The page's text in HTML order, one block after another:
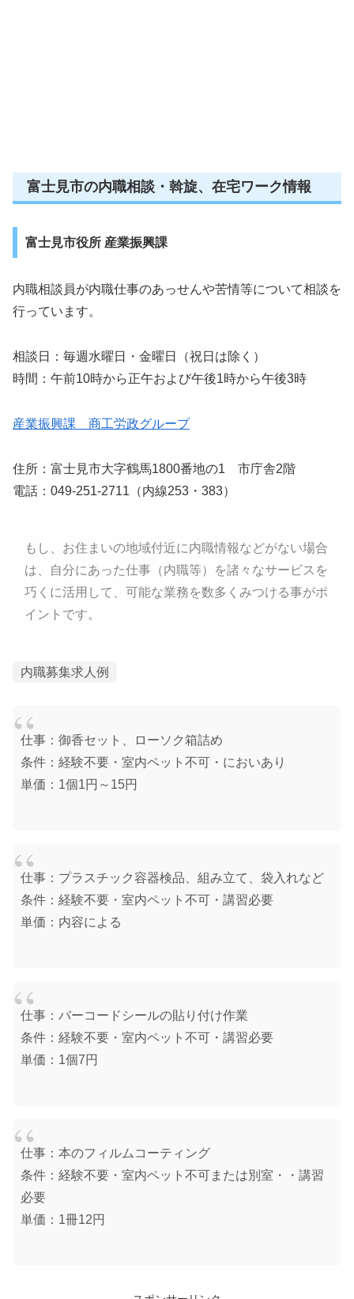
富士見市の内職相談・斡旋、在宅ワーク情報
富士見市役所 産業振興課
内職相談員が内職仕事のあっせんや苦情等について相談を
行っています。
相談日：毎週水曜日・金曜日（祝日は除く）
時間：午前10時から正午および午後1時から午後3時
産業振興課 商工労政グループ
住所：富士見市大字鶴馬1800番地の1 市庁舎2階
電話：049-251-2711（内線253・383）
もし、お住まいの地域付近に内職情報などがない場合
は、自分にあった仕事（内職等）を諸々なサービスを
巧くに活用して、可能な業務を数多くみつける事がポ
イントです。
内職募集求人例
仕事：御香セット、ローソク箱詰め
条件：経験不要・室内ペット不可・においあり
単価：1個1円～15円
仕事：プラスチック容器検品、組み立て、袋入れなど
条件：経験不要・室内ペット不可・講習必要
単価：内容による
仕事：バーコードシールの貼り付け作業
条件：経験不要・室内ペット不可・講習必要
単価：1個7円
仕事：本のフィルムコーティング
条件：経験不要・室内ペット不可または別室・・講習
必要
単価：1冊12円